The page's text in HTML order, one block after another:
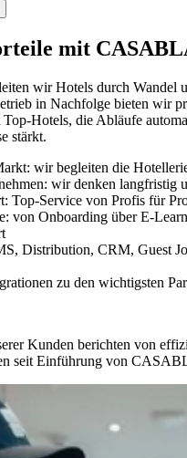
mit
wir Hotels durch Wandel
in Nachfolge bieten wir
Hotels, die Abläufe
stärkt.
wir begleiten die
wir denken langfristig
Top-Service von Profis für
von Onboarding über E-
Distribution, CRM, Guest
zu den wichtigsten
Kunden berichten von
seit Einführung von